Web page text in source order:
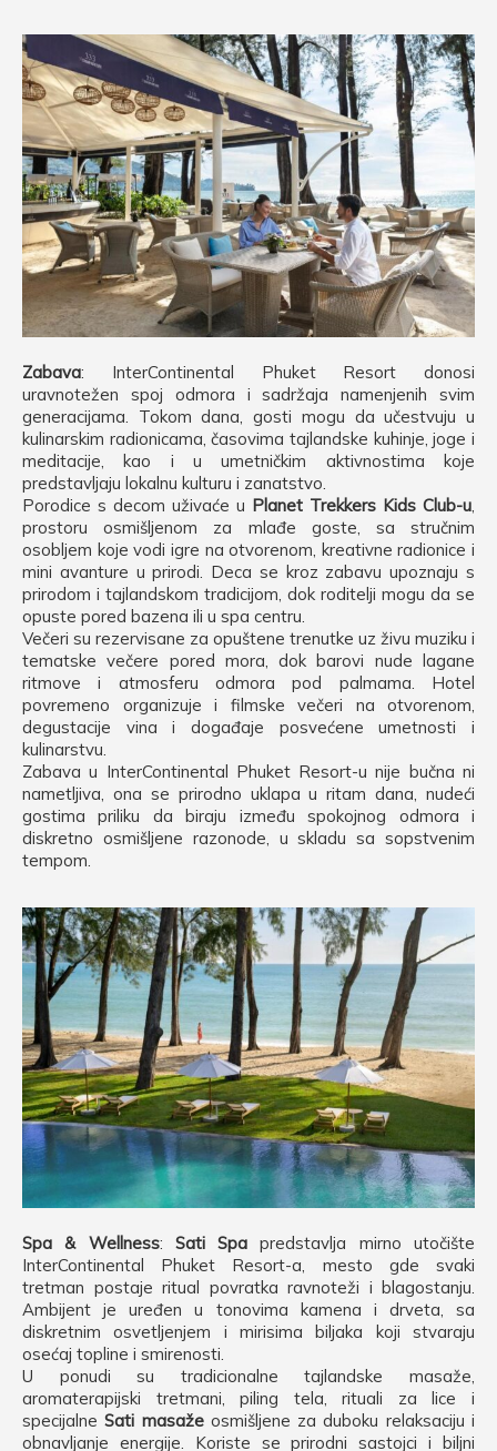
Zabava: InterContinental Phuket Resort donosi
uravnotežen spoj odmora i sadržaja namenjenih svim
generacijama. Tokom dana, gosti mogu da učestvuju u
kulinarskim radionicama, časovima tajlandske kuhinje, joge i
meditacije, kao i u umetničkim aktivnostima koje
predstavljaju lokalnu kulturu i zanatstvo.
Porodice s decom uživaće u Planet Trekkers Kids Club-u
prostoru osmišljenom za mlađe goste, sa stručnim
osobljem koje vodi igre na otvorenom, kreativne radionice i
mini avanture u prirodi. Deca se kroz zabavu upoznaju s
prirodom i tajlandskom tradicijom, dok roditelji mogu da se
opuste pored bazena ili u spa centru.
Večeri su rezervisane za opuštene trenutke uz živu muziku i
tematske večere pored mora, dok barovi nude lagane
ritmove i atmosferu odmora pod palmama. Hotel
povremeno organizuje i filmske večeri na otvorenom,
degustacije vina i događaje posvećene umetnosti i
kulinarstvu.
Zabava u InterContinental Phuket Resort-u nije bučna ni
nametljiva, ona se prirodno uklapa u ritam dana, nudeći
gostima priliku da biraju između spokojnog odmora i
diskretno osmišljene razonode, u skladu sa sopstvenim
tempom.
Spa & Wellness: Sati Spa predstavlja mirno utočište
InterContinental Phuket Resort-a, mesto gde svaki
tretman postaje ritual povratka ravnoteži i blagostanju.
Ambijent je uređen u tonovima kamena i drveta, sa
diskretnim osvetljenjem i mirisima biljaka koji stvaraju
osećaj topline i smirenosti.
U ponudi su tradicionalne tajlandske masaže,
aromaterapijski tretmani, piling tela, rituali za lice i
specijalneSati masažeosmišljene za duboku relaksaciju i
obnavljanje energije. Koriste se prirodni sastojci i biljni